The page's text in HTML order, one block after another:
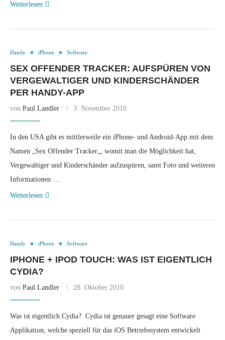
Weiterlesen
Handy iPhone Software
SEX OFFENDER TRACKER: AUFSPÜREN VON
VERGEWALTIGER UND KINDERSCHÄNDER
PER HANDY-APP
von Paul Landler 3. November 2010
In den USA gibt es mittlerweile ein iPhone- und Android-App mit dem
Namen „Sex Offender Tracker„, womit man die Möglichkeit hat,
Vergewaltiger und Kinderschänder aufzuspüren, samt Foto und weiteren
Informationen …
Weiterlesen
Handy iPhone Software
IPHONE + IPOD TOUCH: WAS IST EIGENTLICH
CYDIA?
von Paul Landler 28. Oktober 2010
Was ist eigentlich Cydia? Cydia ist genauer gesagt eine Software
Applikation, welche speziell für das iOS Betriebssystem entwickelt